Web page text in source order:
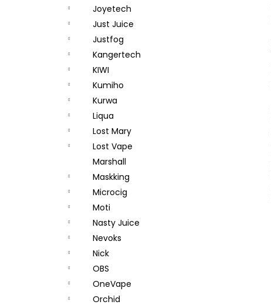
Joyetech
Just Juice
Justfog
Kangertech
KIWI
Kumiho
Kurwa
Liqua
Lost Mary
Lost Vape
Marshall
Maskking
Microcig
Moti
Nasty Juice
Nevoks
Nick
OBS
OneVape
Orchid